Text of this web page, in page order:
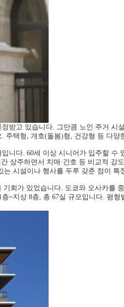
받고 있습니다. 그만큼 노인 주거 시
주택형, 개호(돌봄)형, 건강형 등 다
니다. 60세 이상 시니어가 입주할 수
상주하면서 치매·간호 등 비교적 강
시설이나 행사를 두루 갖춘 점이 특
회가 있었습니다. 도쿄와 오사카를
~지상 8층, 총 67실 규모입니다. 평형